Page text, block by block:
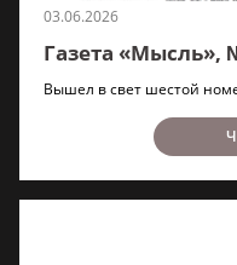
03.06.2026
Газета «Мысль»,
Вышел в свет шестой